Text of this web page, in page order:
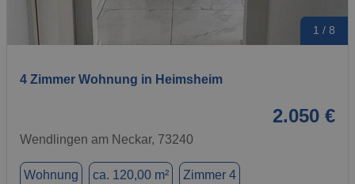
1 / 8
4 Zimmer Wohnung in Heimsheim
2.050 €
Wendlingen am Neckar, 73240
Wohnung ca. 120,00 m² Zimmer 4